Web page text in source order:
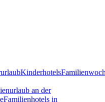
Kinderhotels
an der
Familienhotels in